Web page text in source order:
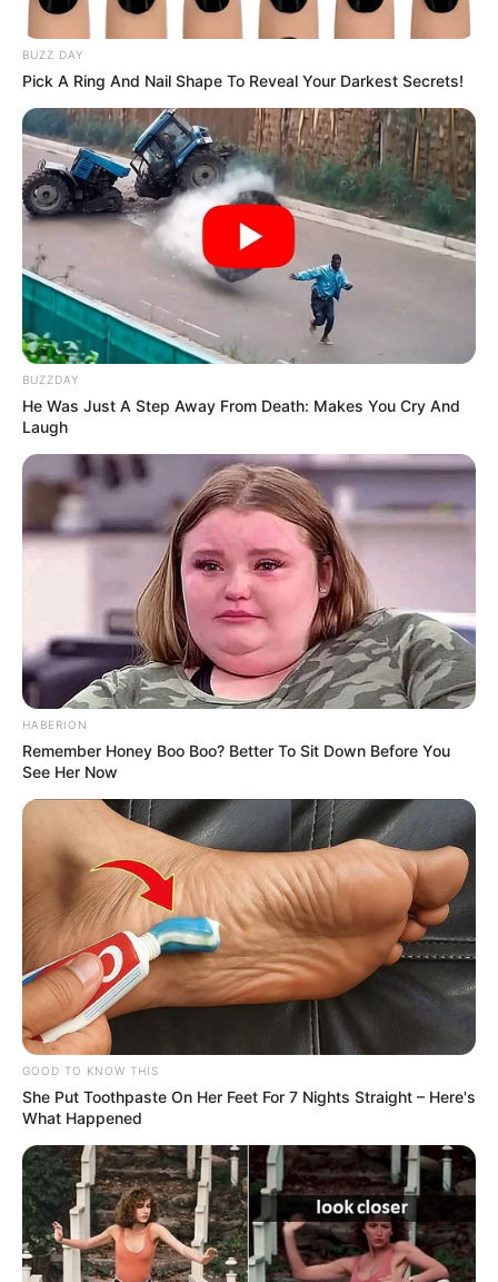
ΤΑΥΤΟΤΗΤΑ ΚΑΙ ΕΠΙΚΟΙΝΩΝΙΑ ΟΡΟΙ ΧΡΗΣΗΣ
© 2025 EVIANEWS του Γιώργου Κουτσελίνη
BUZZ DAY
Pick A Ring And Nail Shape To Reveal Your Darkest Secrets!
BUZZDAY
He Was Just A Step Away From Death: Makes You Cry And
Laugh
HABERION
Remember Honey Boo Boo? Better To Sit Down Before You
See Her Now
GOOD TO KNOW THIS
She Put Toothpaste On Her Feet For 7 Nights Straight – Here's
What Happened